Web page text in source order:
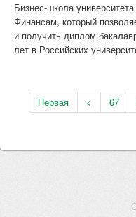
Бизнес-школа
Финансам, который
и получить диплом
лет в Российских
Первая < 67